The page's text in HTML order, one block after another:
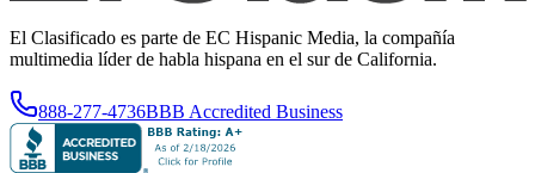
El Clasificado es parte de EC Hispanic Media, la compañía
multimedia líder de habla hispana en el sur de California.
888-277-4736BBB Accredited Business